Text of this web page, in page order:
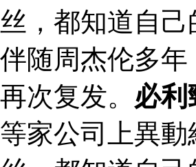
丝，都知道自
伴随周杰伦多
再次复发。 必利
等家公司上異動